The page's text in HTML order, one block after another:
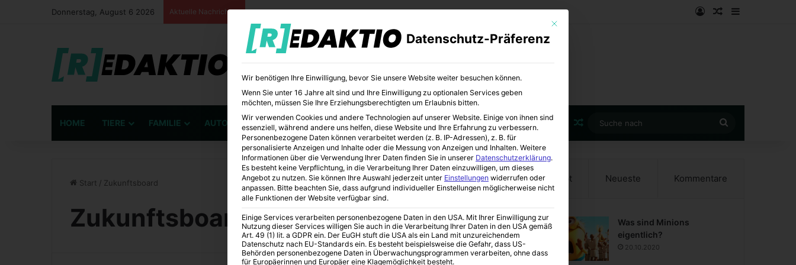
Donnerstag, August 6 2026 Aktuelle Nachrichten AnmeldenZufälliger
HOME TIERE FAMILIE AUTO BÜCHER BILDUNG KUNST Zufälliger Artikel
nach
Start / Zukunftsboard
Zukunftsboard
Beliebt Neueste Kommentare
Was sind Minions
eigentlich?
20.10.2020
Mit diesem Button wird der Dialog geschlossen. Seine Funktionalität ist
Datenschutz-Präferenz
Wir benötigen Ihre Einwilligung, bevor Sie unsere Website weiter besuchen können.
Wenn Sie unter 16 Jahre alt sind und Ihre Einwilligung zu optionalen Services geben
möchten, müssen Sie Ihre Erziehungsberechtigten um Erlaubnis bitten.
Wir verwenden Cookies und andere Technologien auf unserer Website. Einige von ihnen sind
essenziell, während andere uns helfen, diese Website und Ihre Erfahrung zu verbessern.
Personenbezogene Daten können verarbeitet werden (z. B. IP-Adressen), z. B. für
personalisierte Anzeigen und Inhalte oder die Messung von Anzeigen und Inhalten. Weitere
Informationen über die Verwendung Ihrer Daten finden Sie in unserer Datenschutzerklärung.
Es besteht keine Verpflichtung, in die Verarbeitung Ihrer Daten einzuwilligen, um dieses
Angebot zu nutzen. Sie können Ihre Auswahl jederzeit unter Einstellungen widerrufen oder
anpassen. Bitte beachten Sie, dass aufgrund individueller Einstellungen möglicherweise nicht
alle Funktionen der Website verfügbar sind.
Einige Services verarbeiten personenbezogene Daten in den USA. Mit Ihrer Einwilligung zur
Nutzung dieser Services willigen Sie auch in die Verarbeitung Ihrer Daten in den USA gemäß
Art. 49 (1) lit. a GDPR ein. Der EuGH stuft die USA als ein Land mit unzureichendem
Datenschutz nach EU-Standards ein. Es besteht beispielsweise die Gefahr, dass US-
Behörden personenbezogene Daten in Überwachungsprogrammen verarbeiten, ohne dass
für Europäerinnen und Europäer eine Klagemöglichkeit besteht.